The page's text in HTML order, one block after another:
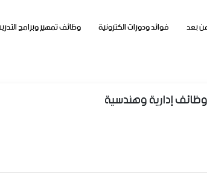
بعد فوائد ودورات الكترونية وظائف تمهير وبرامج
إدارية وهندسية